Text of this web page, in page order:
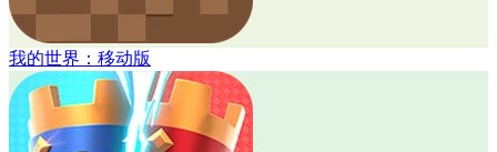
我的世界：移动版